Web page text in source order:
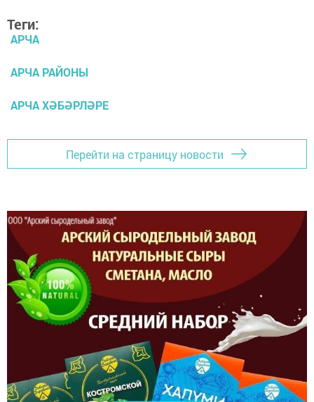
Теги:
АРЧА
АРЧА РАЙОНЫ
АРЧА ХӘБӘРЛӘРЕ
Перейти на страницу новости